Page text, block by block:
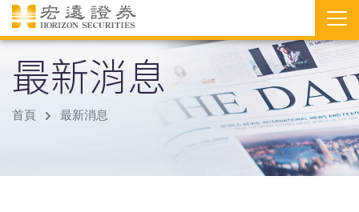
最新消息
首頁 最新消息